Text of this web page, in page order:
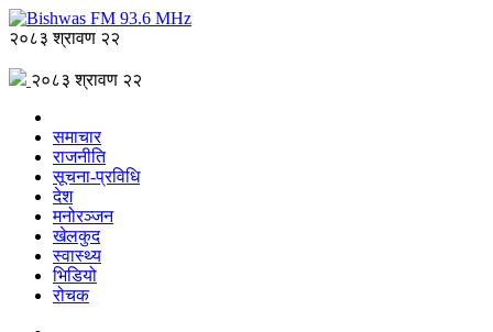
२०८३ श्रावण २२
२०८३ श्रावण २२
समाचार
राजनीति
सूचना-प्रविधि
देश
मनोरञ्जन
खेलकुद
स्वास्थ्य
भिडियो
रोचक